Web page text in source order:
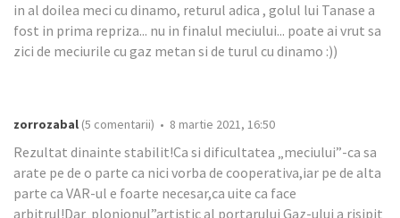
in al doilea meci cu dinamo, returul adica , golul lui Tanase a
fost in prima repriza... nu in finalul meciului... poate ai vrut sa
zici de meciurile cu gaz metan si de turul cu dinamo :))
zorrozabal (5 comentarii) • 8 martie 2021, 16:50
Rezultat dinainte stabilit!Ca si dificultatea „meciului”-ca sa
arate pe de o parte ca nici vorba de cooperativa,iar pe de alta
parte ca VAR-ul e foarte necesar,ca uite ca face
arbitrul!Dar„plonjonul”artistic al portarului Gaz-ului a risipit